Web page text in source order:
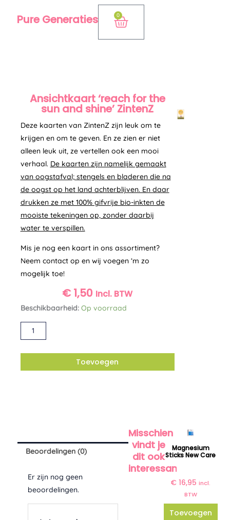
Pure Generaties 0
Winkelwagen
Ansichtkaart ‘reach for the
sun and shine’ ZintenZ
Deze kaarten van ZintenZ zijn leuk om te
krijgen en om te geven. En ze zien er niet
alleen leuk uit, ze vertellen ook een mooi
verhaal. De kaarten zijn namelijk gemaakt
van oogstafval; stengels en bladeren die na
de oogst op het land achterblijven. En daar
drukken ze met 100% gifvrije bio-inkten de
mooiste tekeningen op, zonder daarbij
water te verspillen.
Mis je nog een kaart in ons assortiment?
Neem contact op en wij voegen ‘m zo
mogelijk toe!
€1,50 Incl. BTW
Beschikbaarheid: Op voorraad
Ansichtkaart
'reach
and
Toevoegen
Beoordelingen (0)
Er zijn nog geen
beoordelingen.
Misschien
vindt je
dit ook
interessant?
Magnesium
Sticks New Care
€ 16,95 incl.
BTW
Toevoegen